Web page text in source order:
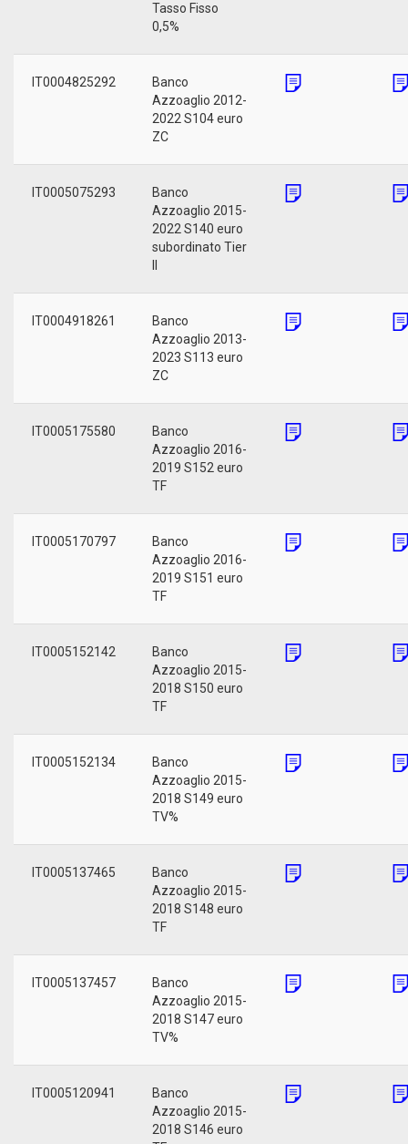
Tasso Fisso
0,5%
IT0004825292
Banco
Azzoaglio 2012-
2022 S104 euro
ZC
IT0005075293
Banco
Azzoaglio 2015-
2022 S140 euro
subordinato Tier
IT0004918261
Banco
Azzoaglio 2013-
2023 S113 euro
ZC
IT0005175580
Banco
Azzoaglio 2016-
2019 S152 euro
TF
IT0005170797
Banco
Azzoaglio 2016-
2019 S151 euro
TF
IT0005152142
Banco
Azzoaglio 2015-
2018 S150 euro
TF
IT0005152134
Banco
Azzoaglio 2015-
2018 S149 euro
TV%
IT0005137465
Banco
Azzoaglio 2015-
2018 S148 euro
TF
IT0005137457
Banco
Azzoaglio 2015-
2018 S147 euro
TV%
IT0005120941
Banco
Azzoaglio 2015-
2018 S146 euro